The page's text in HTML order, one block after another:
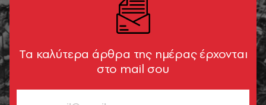
Tα καλύτερα άρθρα της ημέρας έρχονται
στο mail σου